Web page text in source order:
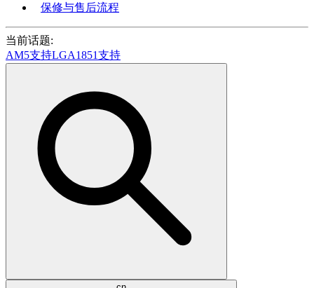
保修与售后流程
当前话题:
AM5支持LGA1851支持